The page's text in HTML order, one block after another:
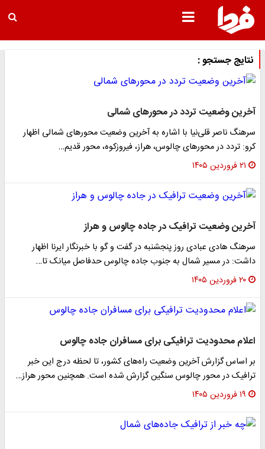
نتایج جستجو :
آخرین وضعیت تردد در محورهای شمالی
سرهنگ ناصر قلی‌نیا با اشاره به آخرین وضعیت محورهای شمالی اظهار
کرو: تردد در محورهای چالوس، هراز، فیروزکوه، محور قدیم…
۲۱ فروردین ۱۴۰۵
آخرین وضعیت ترافیک در جاده چالوس و هراز
سرهنگ هادی عبادی روز پنجشنبه در گفت و گو با خبرنگار ایرنا اظهار
داشت: در مسیر شمال به جنوب جاده چالوس حدفاصل میانک تا…
۲۰ فروردین ۱۴۰۵
اعلام محدودیت ترافیکی برای مسافران جاده چالوس
بر اساس گزارش آخرین وضعیت راه‌های کشور، تا لحظه درج این خبر
ترافیک در محور چالوس سنگین گزارش شده است. همچنین محور هراز…
۱۹ فروردین ۱۴۰۵